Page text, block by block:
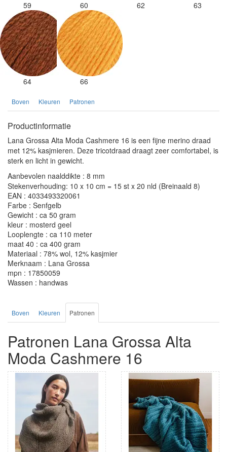
59 60 62 63
64 66
Boven Kleuren Patronen
Productinformatie
Lana Grossa Alta Moda Cashmere 16 is een fijne merino draad
met 12% kasjmieren. Deze tricotdraad draagt zeer comfortabel, is
sterk en licht in gewicht.
Aanbevolen naalddikte : 8 mm
Stekenverhouding: 10 x 10 cm = 15 st x 20 nld (Breinaald 8)
EAN : 4033493320061
Farbe : Senfgelb
Gewicht : ca 50 gram
kleur : mosterd geel
Looplengte : ca 110 meter
maat 40 : ca 400 gram
Materiaal : 78% wol, 12% kasjmier
Merknaam : Lana Grossa
mpn : 17850059
Wassen : handwas
Boven Kleuren Patronen
Patronen Lana Grossa Alta
Moda Cashmere 16